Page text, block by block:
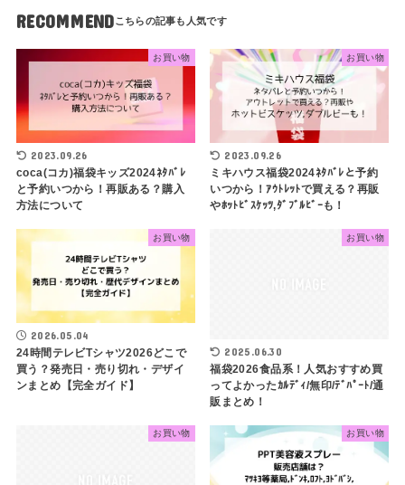
RECOMMEND
お買い物
2023.09.26
coca(コカ)福袋キッズ2024ﾈﾀﾊﾞﾚ
と予約いつから！再販ある？購入
方法について
お買い物
2023.09.26
ミキハウス福袋2024ﾈﾀﾊﾞﾚと予約
いつから！ｱｳﾄﾚｯﾄで買える？再販
やﾎｯﾄﾋﾞｽｹｯﾂ,ﾀﾞﾌﾞﾙﾋﾞｰも！
お買い物
2026.05.04
24時間テレビTシャツ2026どこで
買う？発売日・売り切れ・デザイ
ンまとめ【完全ガイド】
お買い物
2025.06.30
福袋2026食品系！人気おすすめ買
ってよかったｶﾙﾃﾞｨ/無印/ﾃﾞﾊﾟｰﾄ/通
販まとめ！
お買い物 お買い物